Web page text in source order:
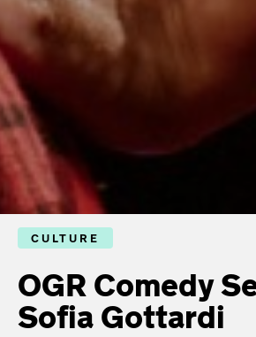
CULTURE
OGR Comedy
Sofia Gottardi